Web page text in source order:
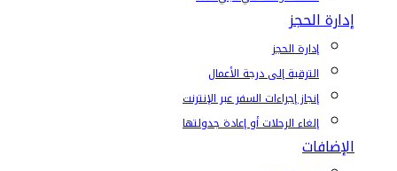
إدارة الحجز
إدارة الحجز
الترقية إلى درجة الأعمال
إنجاز إجراءات السفر عبر الإنترنت
إلغاء الرحلات أو إعادة جدولتها
الإضافات